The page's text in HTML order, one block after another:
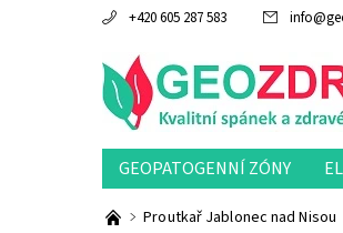
+420 605 287 583 info@
GEOPATOGENNÍ ZÓNY
Proutkař Jablonec nad Nisou